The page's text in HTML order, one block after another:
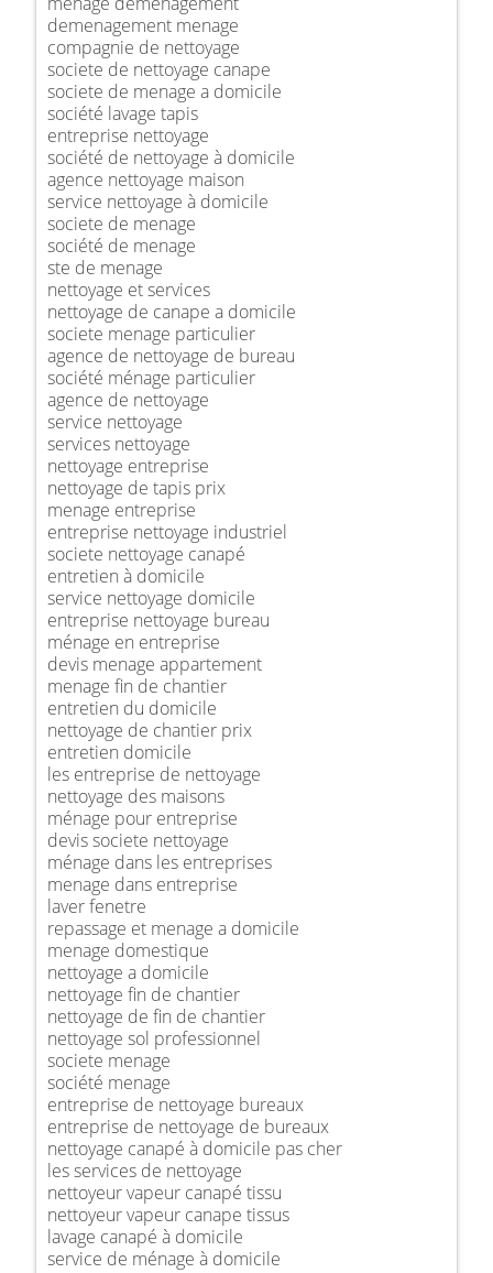
demenagement menage
compagnie de nettoyage
societe de nettoyage canape
societe de menage a domicile
société lavage tapis
entreprise nettoyage
société de nettoyage à domicile
agence nettoyage maison
service nettoyage à domicile
societe de menage
société de menage
ste de menage
nettoyage et services
nettoyage de canape a domicile
societe menage particulier
agence de nettoyage de bureau
société ménage particulier
agence de nettoyage
service nettoyage
services nettoyage
nettoyage entreprise
nettoyage de tapis prix
menage entreprise
entreprise nettoyage industriel
societe nettoyage canapé
entretien à domicile
service nettoyage domicile
entreprise nettoyage bureau
ménage en entreprise
devis menage appartement
menage fin de chantier
entretien du domicile
nettoyage de chantier prix
entretien domicile
les entreprise de nettoyage
nettoyage des maisons
ménage pour entreprise
devis societe nettoyage
ménage dans les entreprises
menage dans entreprise
laver fenetre
repassage et menage a domicile
menage domestique
nettoyage a domicile
nettoyage fin de chantier
nettoyage de fin de chantier
nettoyage sol professionnel
societe menage
société menage
entreprise de nettoyage bureaux
entreprise de nettoyage de bureaux
nettoyage canapé à domicile pas cher
les services de nettoyage
nettoyeur vapeur canapé tissu
nettoyeur vapeur canape tissus
lavage canapé à domicile
service de ménage à domicile